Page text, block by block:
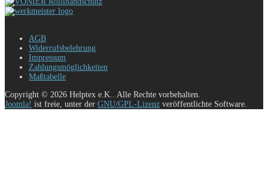
AGB
Widerrufsbelehrung
Impressum
Zahlungsmöglichkeiten
Maßtabelle
Copyright © 2026 Helptex e.K.. Alle Rechte vorbehalten.
Joomla! ist freie, unter der GNU/GPL-Lizenz veröffentlichte Software.